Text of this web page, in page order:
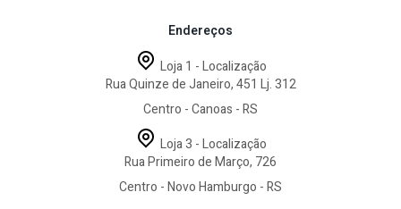
Endereços
Loja 1 - Localização
Rua Quinze de Janeiro, 451 Lj. 312
Centro - Canoas - RS
Loja 3 - Localização
Rua Primeiro de Março, 726
Centro - Novo Hamburgo - RS